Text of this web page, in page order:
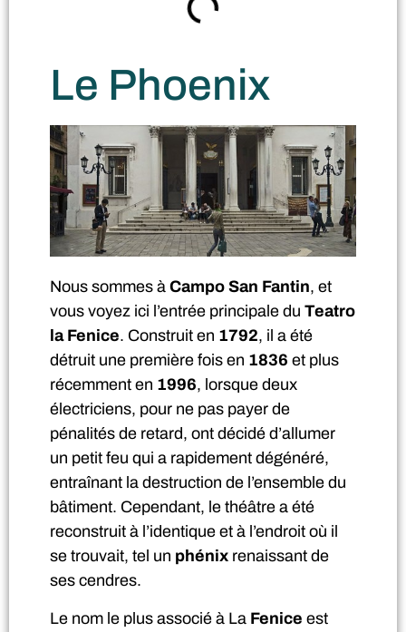
Le Phoenix
Nous sommes à Campo San Fantin, et
vous voyez ici l’entrée principale du Teatro
la Fenice. Construit en 1792, il a été
détruit une première fois en 1836 et plus
récemment en 1996, lorsque deux
électriciens, pour ne pas payer de
pénalités de retard, ont décidé d’allumer
un petit feu qui a rapidement dégénéré,
entraînant la destruction de l’ensemble du
bâtiment. Cependant, le théâtre a été
reconstruit à l’identique et à l’endroit où il
se trouvait, tel un phénix renaissant de
ses cendres.
Le nom le plus associé à La Fenice est